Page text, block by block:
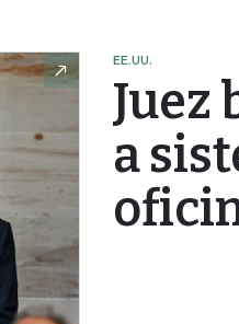
EE.UU.
Juez
a